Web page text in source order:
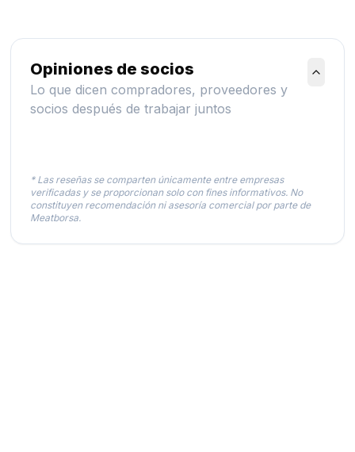
Opiniones de socios
Lo que dicen compradores, proveedores y
socios después de trabajar juntos
* Las reseñas se comparten únicamente entre empresas
verificadas y se proporcionan solo con fines informativos. No
constituyen recomendación ni asesoría comercial por parte de
Meatborsa.